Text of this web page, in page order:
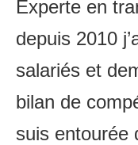
Experte en
depuis 2010
salariés et
bilan de
suis entourée